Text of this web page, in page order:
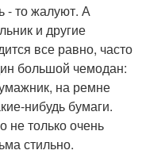
- то жалуют. А
и другие
все равно, часто
большой чемодан:
на ремне
нибудь бумаги.
не только очень
стильно.